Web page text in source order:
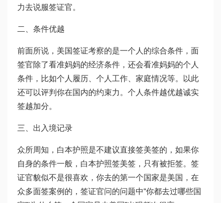
力去说服签证官。
二、条件优越
前面所说，美国签证考察的是一个人的综合条件，面
签官除了看准妈妈的经济条件，还会看准妈妈的个人
条件，比如个人履历、个人工作、家庭情况等。以此
还可以评判你在国内的约束力。个人条件越优越诚实
签越加分。
三、出入境记录
众所周知，白本护照是不建议直接签美签的，如果你
自身的条件一般，白本护照签美签，只有被拒签。签
证官貌似不是很喜欢，你去的第一个国家是美国，在
众多面签案例的，签证官问的问题中“你都去过哪些国